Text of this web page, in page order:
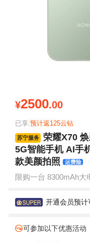
¥2500.00
已享:预计返125云钻
苏宁服务
荣耀X70
5G智能手机 AI手
款美颜拍照 运费险
限购一台 8300mAh大
开通会员预计
可参加以下优惠活动